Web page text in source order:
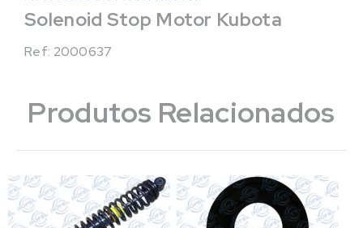
Solenoid Stop Motor Kubota
Ref: 2000637
Produtos Relacionados